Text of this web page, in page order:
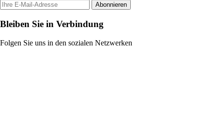
Abonnieren
Bleiben Sie in Verbindung
Folgen Sie uns in den sozialen Netzwerken